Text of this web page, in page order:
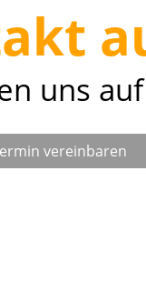
uns auf
vereinbaren